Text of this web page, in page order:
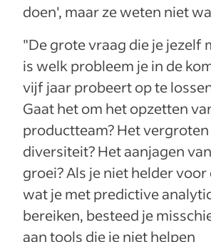
doen', maar ze weten niet
"De grote vraag die je jezelf
is welk probleem je in de
vijf jaar probeert op te
Gaat het om het opzetten
productteam? Het
diversiteit? Het aanjagen
groei? Als je niet helder
wat je met predictive
bereiken, besteed je
aan tools die je niet helpen